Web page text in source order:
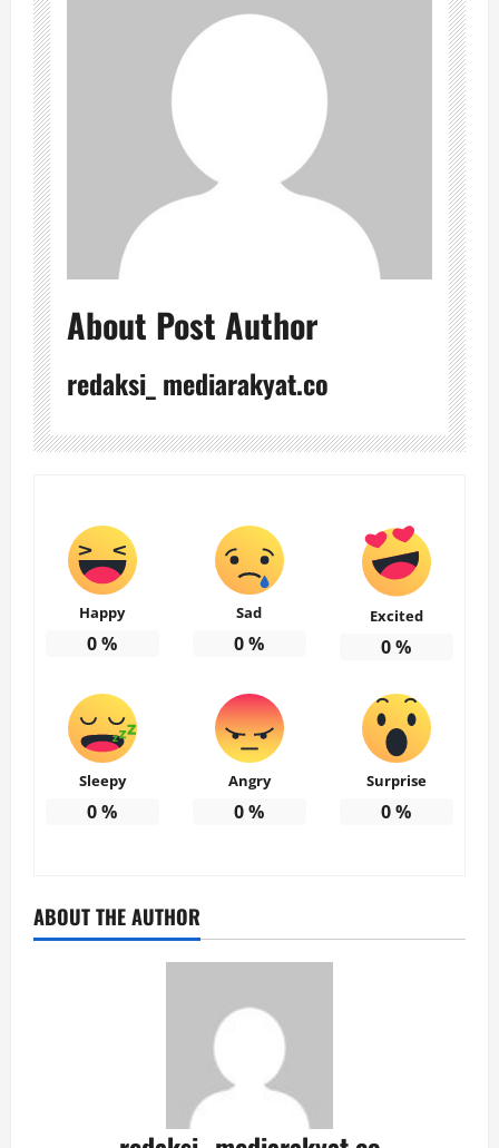
About Post Author
redaksi_ mediarakyat.co
Happy
0%
Sad
0%
Excited
0%
Sleepy
0%
Angry
0%
Surprise
0%
ABOUT THE AUTHOR